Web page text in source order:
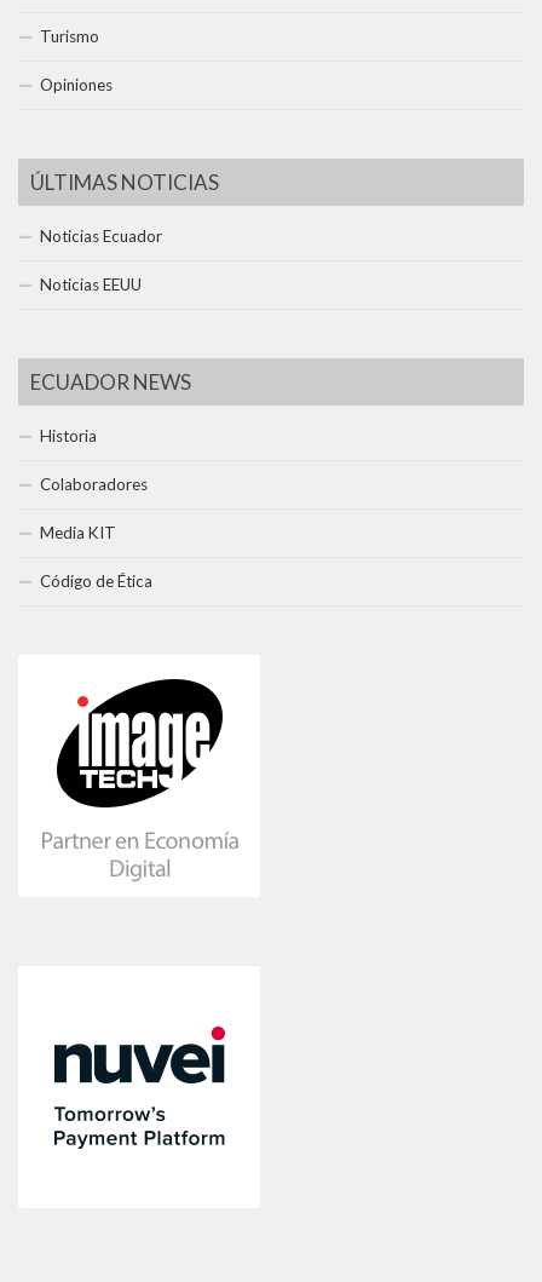
Turismo
Opiniones
ÚLTIMAS NOTICIAS
Noticias Ecuador
Noticias EEUU
ECUADOR NEWS
Historia
Colaboradores
Media KIT
Código de Ética